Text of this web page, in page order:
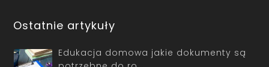
Ostatnie artykuły
Edukacja domowa jakie dokumenty są